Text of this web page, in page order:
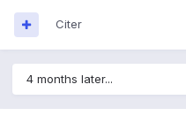
Citer
4 months later...